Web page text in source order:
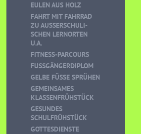
EULEN AUS HOLZ
FAHRT MIT FAHRRAD
ZU AUSSERSCHULI-S
CHEN LERNORTEN U
.A.
FITNESS-PARCOURS
FUSSGÄNGERDIPLOM
GELBE FÜSSE SPRÜHEN
GEMEINSAMES
KLASSENFRÜHSTÜCK
GESUNDES
SCHULFRÜHSTÜCK
GOTTESDIENSTE